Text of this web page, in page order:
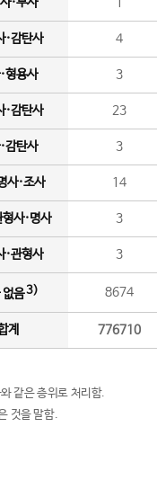
·감탄사 4
형용사 3
·감탄사 23
감탄사 3
사·조사 14
형사·명사 3
·관형사 3
없음3) 8674
계 776710
같은 층위로 처리함.
것을 말함.